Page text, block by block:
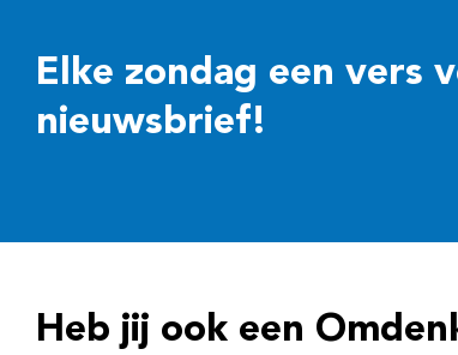
Elke zondag een vers
nieuwsbrief!
Heb jij ook een